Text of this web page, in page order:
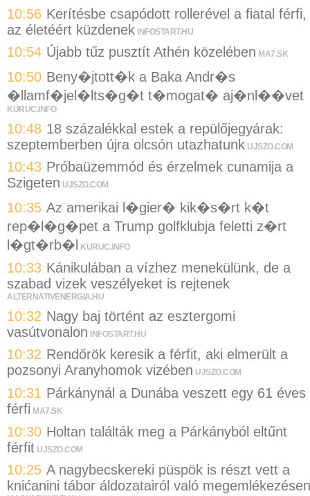
10:56 Kerítésbe csapódott rollerével a fiatal férfi,
az életéért küzdenek INFOSTART.HU
10:54 Újabb tűz pusztít Athén közelében MA7.SK
10:50 Beny�jtott�k a Baka Andr�s
�llamf�jel�lts�g�t t�mogat� aj�nl��vet
KURUC.INFO
10:48 18 százalékkal estek a repülőjegyárak:
szeptemberben újra olcsón utazhatunk UJSZO.COM
10:43 Próbaüzemmód és érzelmek cunamija a
Szigeten UJSZO.COM
10:35 Az amerikai l�gier� kik�s�rt k�t
rep�l�g�pet a Trump golfklubja feletti z�rt
l�gt�rb�l
KURUC.INFO
10:33 Kánikulában a vízhez menekülünk, de a
szabad vizek veszélyeket is rejtenek
ALTERNATIVENERGIA.HU
10:32 Nagy baj történt az esztergomi
vasútvonalon INFOSTART.HU
10:32 Rendőrök keresik a férfit, aki elmerült a
pozsonyi Aranyhomok vizében UJSZO.COM
10:31 Párkánynál a Dunába veszett egy 61 éves
férfi MA7.SK
10:30 Holtan találták meg a Párkányból eltűnt
férfit UJSZO.COM
10:25 A nagybecskereki püspök is részt vett a
knićanini tábor áldozatairól való megemlékezésen